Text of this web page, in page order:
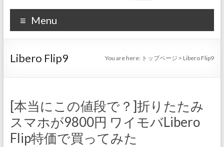
バ
イ
ル
び
り
ビュ
ホ値
が分
かる
サイ
ト
Menu
Libero Flip9 You are here: トップページ > Libero Flip9
[本当にこの値段で？]折りたたみ
スマホが9800円 ワイモバLibero
Flip特価で買ってみた